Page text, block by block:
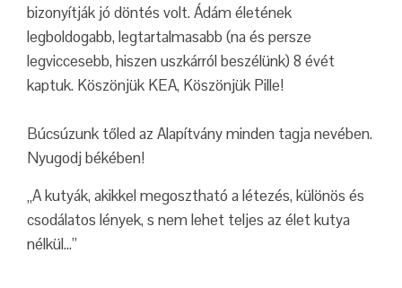
bizonyítják jó döntés volt. Ádám életének
legboldogabb, legtartalmasabb (na és persze
legviccesebb, hiszen uszkárról beszélünk) 8 évét
kaptuk. Köszönjük KEA, Köszönjük Pille!
Búcsúzunk tőled az Alapítvány minden tagja nevében.
Nyugodj békében!
„A kutyák, akikkel megosztható a létezés, különös és
csodálatos lények, s nem lehet teljes az élet kutya
nélkül…”